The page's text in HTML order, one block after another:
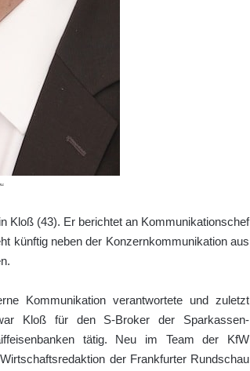
Kloß (43). Er berichtet an Kommunikationschef
künftig neben der Konzernkommunikation aus
Kommunikation verantwortete und zuletzt
Kloß für den S-Broker der Sparkassen-
tätig. Neu im Team der KfW
der Frankfurter Rundschau